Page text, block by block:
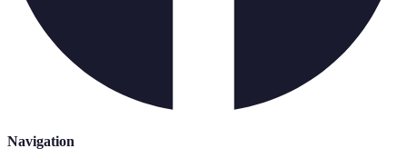
Navigation